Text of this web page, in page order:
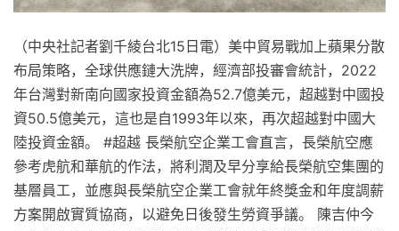
（中央社記者劉千綾台北15日電）美中貿易戰加上蘋果分散
布局策略，全球供應鏈大洗牌，經濟部投審會統計，2022
年台灣對新南向國家投資金額為52.7億美元，超越對中國投
資50.5億美元，這也是自1993年以來，再次超越對中國大
陸投資金額。 #超越 長榮航空企業工會直言，長榮航空應
參考虎航和華航的作法，將利潤及早分享給長榮航空集團的
基層員工，並應與長榮航空企業工會就年終獎金和年度調薪
方案開啟實質協商，以避免日後發生勞資爭議。 陳吉仲今